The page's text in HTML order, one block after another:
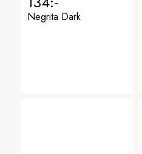
Negrita Dark